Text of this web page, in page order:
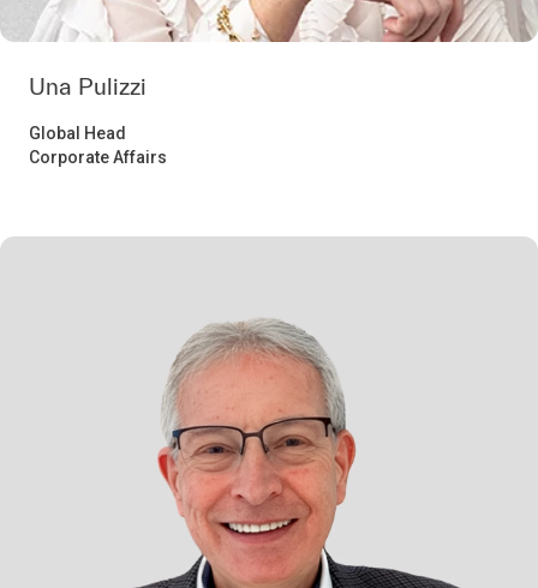
Una Pulizzi
Global Head
Corporate Affairs